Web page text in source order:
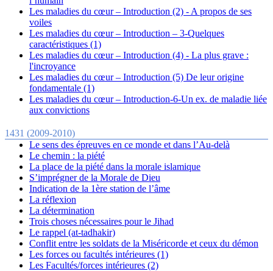
Les maladies du cœur – Introduction (2) - A propos de ses
voiles
Les maladies du cœur – Introduction – 3-Quelques
caractéristiques (1)
Les maladies du cœur – Introduction (4) - La plus grave :
l'incroyance
Les maladies du cœur – Introduction (5) De leur origine
fondamentale (1)
Les maladies du cœur – Introduction-6-Un ex. de maladie liée
aux convictions
1431 (2009-2010)
Le sens des épreuves en ce monde et dans l’Au-delà
Le chemin : la piété
La place de la piété dans la morale islamique
S’imprégner de la Morale de Dieu
Indication de la 1ère station de l’âme
La réflexion
La détermination
Trois choses nécessaires pour le Jihad
Le rappel (at-tadhakir)
Conflit entre les soldats de la Miséricorde et ceux du démon
Les forces ou facultés intérieures (1)
Les Facultés/forces intérieures (2)